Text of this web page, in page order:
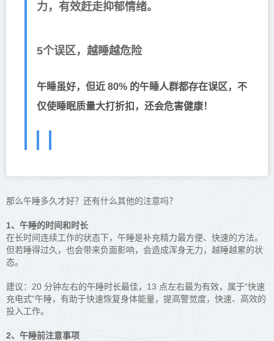
力，有效赶走抑郁情绪。
5个误区，越睡越危险
午睡虽好，但近 80% 的午睡人群都存在误区，不
仅使睡眠质量大打折扣，还会危害健康！
那么午睡多久才好？还有什么其他的注意吗？
1、午睡的时间和时长
在长时间连续工作的状态下，午睡是补充精力最方便、快速的方法。
但若睡得过久，也会带来负面影响，会造成浑身无力，越睡越累的状
态。
建议：20 分钟左右的午睡时长最佳，13 点左右最为有效，属于“快速
充电式”午睡，有助于快速恢复身体能量，提高警觉度，快速、高效的
投入工作。
2、午睡前注意事项